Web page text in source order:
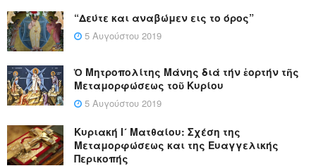
“Δεύτε και αναβώμεν εις το όρος”
5 Αυγούστου 2019
Ὁ Μητροπολίτης Μάνης διά τήν ἑορτήν τῆς
Μεταμορφώσεως τοῦ Κυρίου
5 Αυγούστου 2019
Κυριακή Ι´ Ματθαίου: Σχέση της
Μεταμορφώσεως και της Ευαγγελικής
Περικοπής